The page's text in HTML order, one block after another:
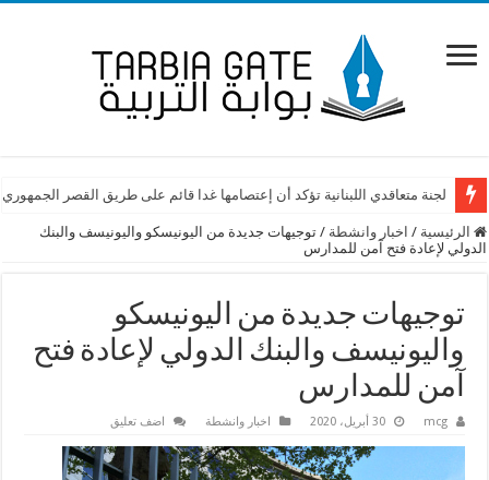
لجنة متعاقدي اللبنانية تؤكد أن إعتصامها غدا قائم على طريق القصر الجمهوري
اعتصام امام وزارة التربية احتجاجًا على قرار كرامي إجراء امتحان “اوسكي”
الرئيسية / اخبار وانشطة / توجيهات جديدة من اليونيسكو واليونيسف والبنك
الدولي لإعادة فتح آمن للمدارس
توجيهات جديدة من اليونيسكو
واليونيسف والبنك الدولي لإعادة فتح
آمن للمدارس
mcg 30 أبريل، 2020 اخبار وانشطة اضف تعليق